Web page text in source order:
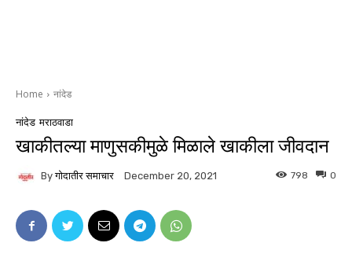
Home नांदेड
नांदेड मराठवाडा
खाकीतल्या माणुसकीमुळे मिळाले खाकीला जीवदान
By गोदातीर समाचार December 20, 2021 0
798